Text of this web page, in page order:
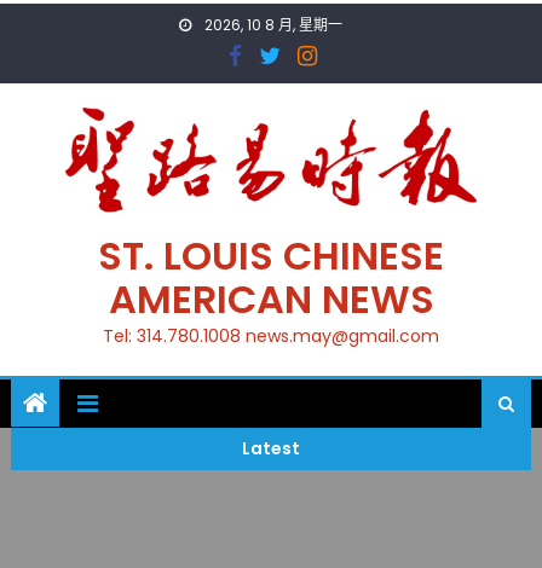
2026, 10 8 月, 星期一
ST. LOUIS CHINESE
AMERICAN NEWS
Tel: 314.780.1008 news.may@gmail.com
Latest